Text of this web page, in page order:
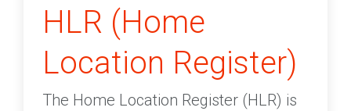
HLR (Home
Location Register)
The Home Location Register (HLR) is